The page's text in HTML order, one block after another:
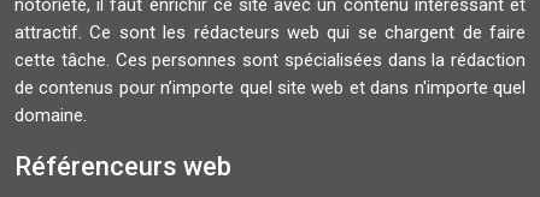
notoriété, il faut enrichir ce site avec un contenu intéressant et
attractif. Ce sont les rédacteurs web qui se chargent de faire
cette tâche. Ces personnes sont spécialisées dans la rédaction
de contenus pour n’importe quel site web et dans n'importe quel
domaine.
Référenceurs web